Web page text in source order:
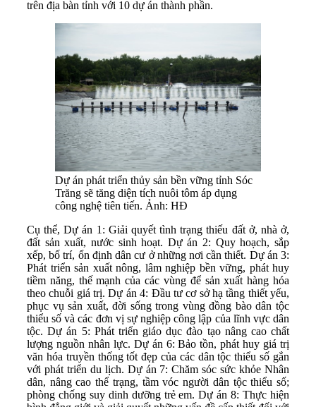
trên địa bàn tỉnh với 10 dự án thành phần.
Dự án phát triển thủy sản bền vững tỉnh Sóc
Trăng sẽ tăng diện tích nuôi tôm áp dụng
công nghệ tiên tiến. Ảnh: HĐ
Cụ thể, Dự án 1: Giải quyết tình trạng thiếu đất ở, nhà ở,
đất sản xuất, nước sinh hoạt. Dự án 2: Quy hoạch, sắp
xếp, bố trí, ổn định dân cư ở những nơi cần thiết. Dự án 3:
Phát triển sản xuất nông, lâm nghiệp bền vững, phát huy
tiềm năng, thế mạnh của các vùng để sản xuất hàng hóa
theo chuỗi giá trị. Dự án 4: Đầu tư cơ sở hạ tầng thiết yếu,
phục vụ sản xuất, đời sống trong vùng đồng bào dân tộc
thiểu số và các đơn vị sự nghiệp công lập của lĩnh vực dân
tộc. Dự án 5: Phát triển giáo dục đào tạo nâng cao chất
lượng nguồn nhân lực. Dự án 6: Bảo tồn, phát huy giá trị
văn hóa truyền thống tốt đẹp của các dân tộc thiểu số gắn
với phát triển du lịch. Dự án 7: Chăm sóc sức khỏe Nhân
dân, nâng cao thể trạng, tầm vóc người dân tộc thiểu số;
phòng chống suy dinh dưỡng trẻ em. Dự án 8: Thực hiện